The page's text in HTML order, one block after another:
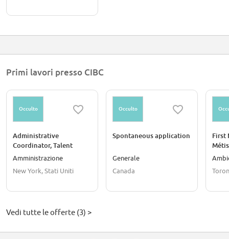
Primi lavori presso CIBC
Occulto
Administrative
Coordinator, Talent
Acquisition (Contract 4-
Amministrazione
New York, Stati Uniti
Occulto
Spontaneous application
Generale
Canada
First
Vedi tutte le offerte (3) >